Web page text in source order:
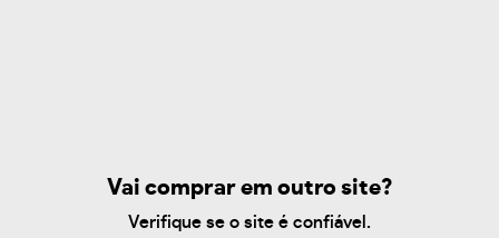
Vai comprar em outro site?
Verifique se o site é confiável.